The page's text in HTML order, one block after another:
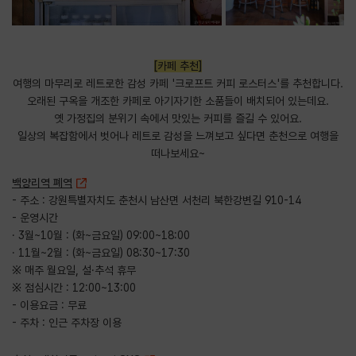
​[카페 추천]
여행의 마무리로 레트로한 감성 카페 '크로프트 커피 로스터스'를 추천합니다.
오래된 구옥을 개조한 카페로 아기자기한 소품들이 배치되어 있는데요.
옛 가정집의 분위기 속에서 맛있는 커피를 즐길 수 있어요.
일상의 복잡함에서 벗어나 레트로 감성을 느껴보고 싶다면 춘천으로 여행을
떠나보세요~
백양리역 폐역
- 주소 : 강원특별자치도 춘천시 남산면 서천리 북한강변길 910-14
- 운영시간
· 3월~10월 : (화~금요일) 09:00~18:00
· 11월~2월 : (화~금요일) 08:30~17:30
※ 매주 월요일, 설·추석 휴무
※ 점심시간 : 12:00~13:00
- 이용요금 : 무료
- 주차 : 인근 주차장 이용